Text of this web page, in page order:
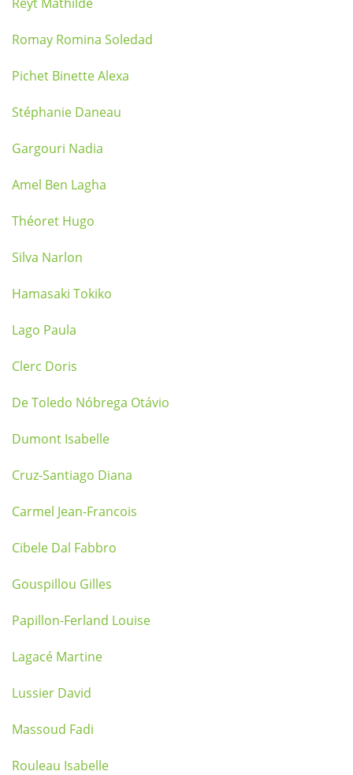
Romay Romina Soledad
Pichet Binette Alexa
Stéphanie Daneau
Gargouri Nadia
Amel Ben Lagha
Théoret Hugo
Silva Narlon
Hamasaki Tokiko
Lago Paula
Clerc Doris
De Toledo Nóbrega Otávio
Dumont Isabelle
Cruz-Santiago Diana
Carmel Jean-Francois
Cibele Dal Fabbro
Gouspillou Gilles
Papillon-Ferland Louise
Lagacé Martine
Lussier David
Massoud Fadi
Rouleau Isabelle